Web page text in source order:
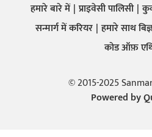
हमारे बारे में प्राइवेसी पालिसी
सन्मार्ग में करियर हमारे साथ
कोड ऑफ़
© 2015-2025
Powered by